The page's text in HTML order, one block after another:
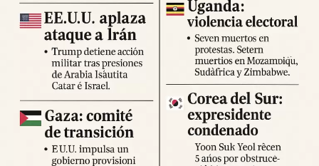
Expertos advierten sobre la posibilidad de réplicas